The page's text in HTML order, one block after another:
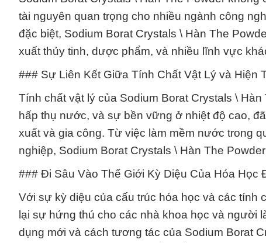
tài nguyên quan trọng cho nhiều ngành công
đặc biệt, Sodium Borat Crystals \ Hàn The
xuất thủy tinh, dược phẩm, và nhiều lĩnh vực
### Sự Liên Kết Giữa Tính Chất Vật Lý và Hiện
Tính chất vật lý của Sodium Borat Crystals \
hấp thụ nước, và sự bền vững ở nhiệt độ cao,
xuất và gia công. Từ việc làm mềm nước trong
nghiệp, Sodium Borat Crystals \ Hàn The
### Đi Sâu Vào Thế Giới Kỳ Diệu Của Hóa Học
Với sự kỳ diệu của cấu trúc hóa học và các tính
lại sự hứng thú cho các nhà khoa học và người
dụng mới và cách tương tác của Sodium Borat